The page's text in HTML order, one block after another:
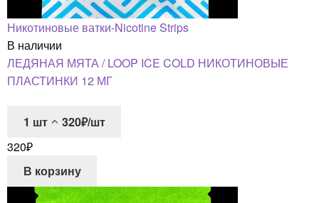
Никотиновые ватки-Nicotine Strips
В наличии
ЛЕДЯНАЯ МЯТА / LOOP ICE COLD НИКОТИНОВЫЕ
ПЛАСТИНКИ 12 МГ
1 шт
320₽/шт
320₽
В корзину